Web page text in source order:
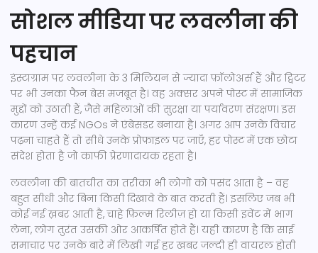
सोशल मीडिया पर लवलीना की
पहचान
इंस्टाग्राम पर लवलीना के 3 मिलियन से ज्यादा फ़ॉलोअर्स हैं और ट्विटर
पर भी उनका फैन बेस मजबूत है। वह अक्सर अपने पोस्ट में सामाजिक
मुद्दों को उठाती हैं, जैसे महिलाओं की सुरक्षा या पर्यावरण संरक्षण। इस
कारण उन्हें कई NGOs ने एंबेसडर बनाया है। अगर आप उनके विचार
पढ़ना चाहते हैं तो सीधे उनके प्रोफ़ाइल पर जाएँ, हर पोस्ट में एक छोटा
संदेश होता है जो काफी प्रेरणादायक रहता है।
लवलीना की बातचीत का तरीका भी लोगों को पसंद आता है – वह
बहुत सीधी और बिना किसी दिखावे के बात करती हैं। इसलिए जब भी
कोई नई ख़बर आती है, चाहे फ़िल्म रिलीज़ हो या किसी इवेंट में भाग
लेना, लोग तुरंत उसकी ओर आकर्षित होते हैं। यही कारण है कि साई
समाचार पर उनके बारे में लिखी गई हर खबर जल्दी ही वायरल होती